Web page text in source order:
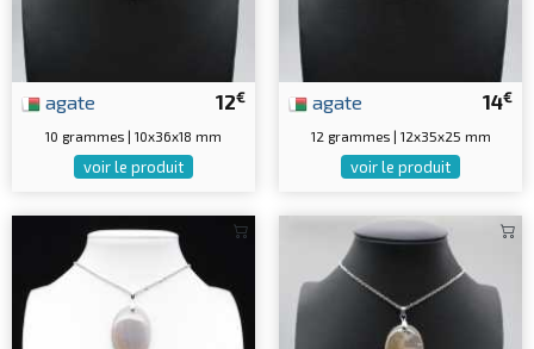
12€
agate
10 grammes | 10x36x18 mm
voir le produit
14€
agate
12 grammes | 12x35x25 mm
voir le produit